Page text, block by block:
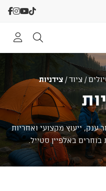
/ ציוד/ צידניות
ענק, ייעוץ מקצועי ואחריות
באלפיין סטייל.